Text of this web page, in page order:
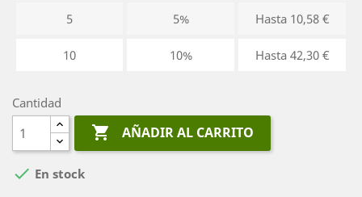
5 5% Hasta 10,58 €
10 10% Hasta 42,30 €
Cantidad
 AÑADIR AL CARRITO
 En stock